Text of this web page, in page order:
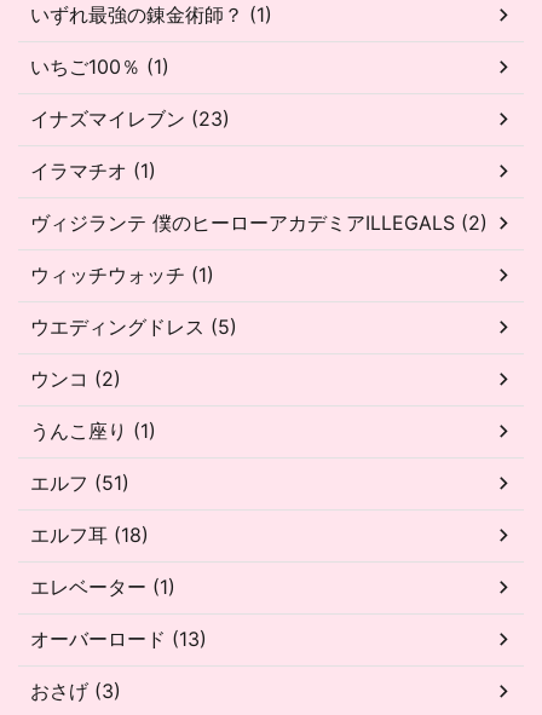
いずれ最強の錬金術師？ (1)
いちご100％ (1)
イナズマイレブン (23)
イラマチオ (1)
ヴィジランテ 僕のヒーローアカデミアILLEGALS (2)
ウィッチウォッチ (1)
ウエディングドレス (5)
ウンコ (2)
うんこ座り (1)
エルフ (51)
エルフ耳 (18)
エレベーター (1)
オーバーロード (13)
おさげ (3)